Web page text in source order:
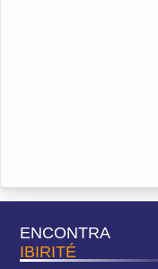
ENCONTRA
IBIRITÉ